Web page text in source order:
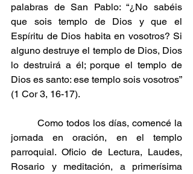
palabras de San Pablo: “¿No sabéis
que sois templo de Dios y que el
Espíritu de Dios habita en vosotros? Si
alguno destruye el templo de Dios, Dios
lo destruirá a él; porque el templo de
Dios es santo: ese templo sois vosotros”
(1 Cor 3, 16-17).
Como todos los días, comencé la
jornada en oración, en el templo
parroquial. Oficio de Lectura, Laudes,
Rosario y meditación, a primerísima